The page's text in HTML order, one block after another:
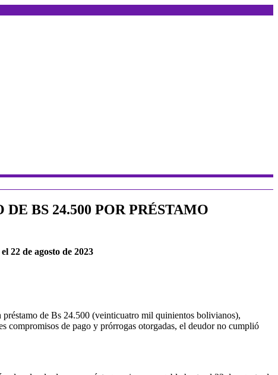
BS 24.500 POR PRÉSTAMO
22 de agosto de 2023
de Bs 24.500 (veinticuatro mil quinientos bolivianos),
compromisos de pago y prórrogas otorgadas, el deudor no cumplió